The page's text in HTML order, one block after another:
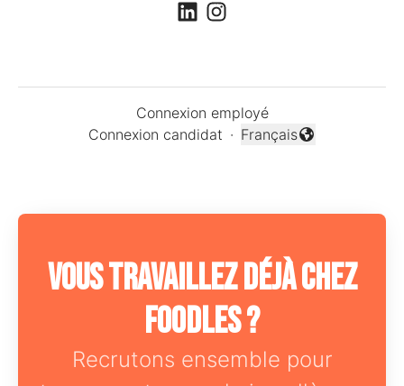
Connexion employé
Connexion candidat ·
Changer la langue
Français
Vous travaillez déjà chez
Foodles ?
Recrutons ensemble pour